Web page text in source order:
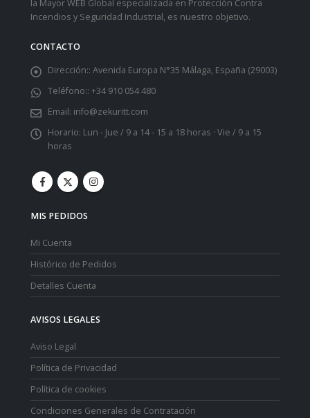
la Mayor WEB Global especializada en Protección Contra
Incendios y Seguridad Industrial, es nuestro objetivo.
CONTACTO
Dirección:: Avenida Europa N°35 Málaga, España (29003)
Teléfono:: +34 910 054 480
Email: info@zekuritt.com
Horario: Lun - Jue / 9 a 14 - 15 a 18 horas · Vie / 9 a 15
horas
MIS PEDIDOS
Mi Cuenta
Histórico de Pedidos
Detalles Cuenta
AVISOS LEGALES
Aviso Legal
Política de Privacidad
Política de cookies
Condiciones Generales de Contratación